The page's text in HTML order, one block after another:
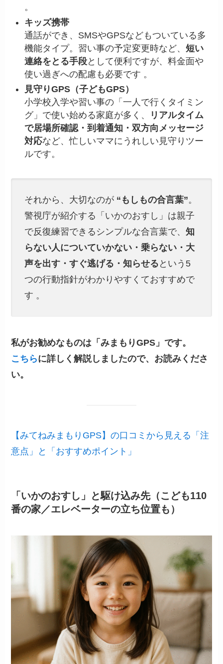
。
キッズ携帯
通話ができ、SMSやGPSなどもついている多
機能タイプ。習い事の予定変更時など、短い
連絡をとる手段として便利ですが、料金面や
使い過ぎへの配慮も必要です 。
見守りGPS（子どもGPS）
小学校入学や習い事の「一人で行くタイミン
グ」で使い始める家庭が多く、
リアルタイム
で居場所確認・到着通知・双方向メッセージ
対応など、忙しいママにうれしい見守りツー
ルです。
それから、大切なのが “もしもの合言葉”。
警視庁が紹介する「いかのおすし」は親子
で反復練習できるシンプルな合言葉で、知
らない人についていかない・乗らない・大
声を出す・すぐ逃げる・知らせる という5
つの行動指針がわかりやすくておすすめで
す 。
私がお勧めなものは「みまもりGPS」です。
こちらに詳しく解説しましたので、お読みくださ
い。
【みてねみまもりGPS】の口コミから見える「注
意点」と「おすすめポイント」
「いかのおすし」と駆け込み先（こども110
番の家／エレベーターの立ち位置も）